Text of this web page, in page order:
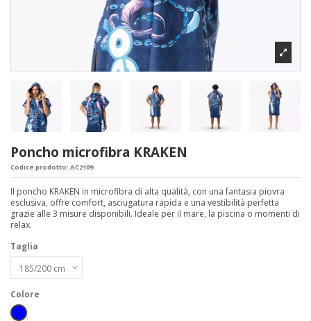
Poncho microfibra KRAKEN
Codice prodotto: AC2109
Il poncho KRAKEN in microfibra di alta qualità, con una fantasia piovra
esclusiva, offre comfort, asciugatura rapida e una vestibilità perfetta
grazie alle 3 misure disponibili. Ideale per il mare, la piscina o momenti di
relax.
Taglia
Colore
Blu